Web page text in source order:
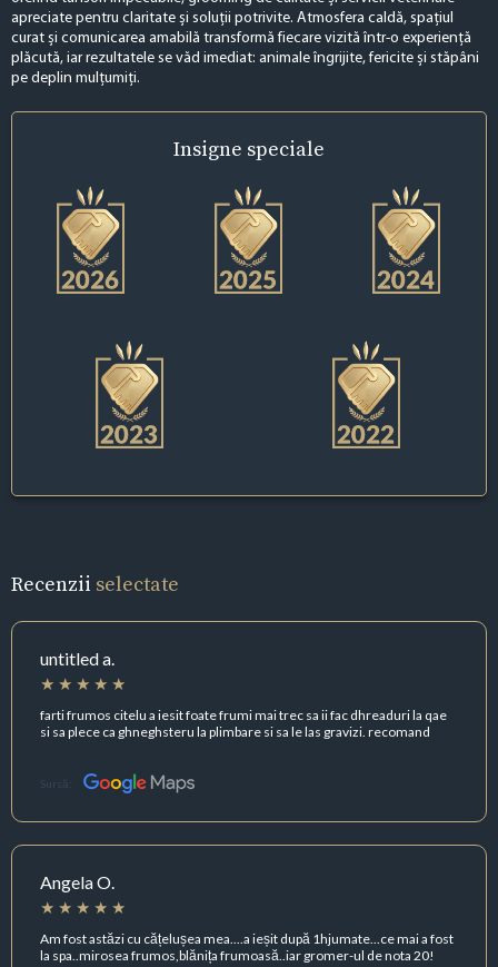
apreciate pentru claritate și soluții potrivite. Atmosfera caldă, spațiul
curat și comunicarea amabilă transformă fiecare vizită într-o experiență
plăcută, iar rezultatele se văd imediat: animale îngrijite, fericite și stăpâni
pe deplin mulțumiți.
Insigne speciale
Recenzii selectate
untitled a.
farti frumos citelu a iesit foate frumi mai trec sa ii fac dhreaduri la qae
si sa plece ca ghneghsteru la plimbare si sa le las gravizi. recomand
Sursă:
Angela O.
Am fost astăzi cu cățelușea mea....a ieșit după 1hjumate...ce mai a fost
la spa..mirosea frumos,blănița frumoasă..iar gromer-ul de nota 20!